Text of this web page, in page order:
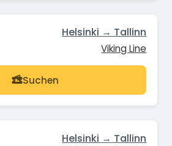
Helsinki → Tallinn
Viking Line
Suchen
Helsinki → Tallinn